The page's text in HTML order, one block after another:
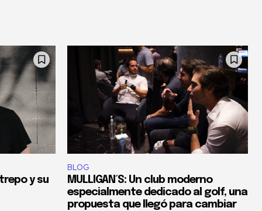
y su
BLOG
MULLIGAN´S: Un club moderno
especialmente dedicado al golf, una
propuesta que llegó para cambiar